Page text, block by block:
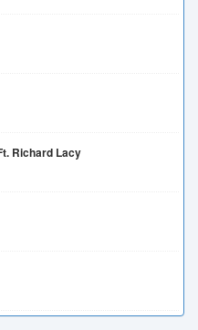
Richard Lacy